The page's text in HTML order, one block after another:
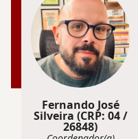
Fernando José
Silveira (CRP: 04 /
26848)